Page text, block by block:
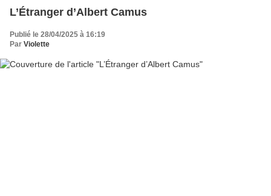
L’Étranger d’Albert Camus
Publié le 28/04/2025 à 16:19
Par Violette